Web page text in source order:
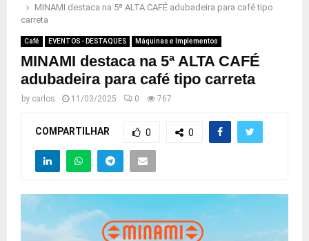
MINAMI destaca na 5ª ALTA CAFÉ adubadeira para café tipo
carreta
Café EVENTOS - DESTAQUES Máquinas e Implementos
MINAMI destaca na 5ª ALTA CAFÉ
adubadeira para café tipo carreta
by carlos 11/03/2025 0 767
COMPARTILHAR 0 0